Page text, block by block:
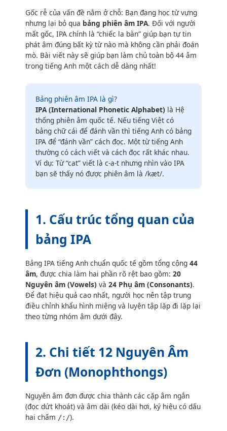
Gốc rễ của vấn đề nằm ở chỗ: Bạn đang học từ vựng
nhưng lại bỏ qua bảng phiên âm IPA. Đối với người
mất gốc, IPA chính là “chiếc la bàn” giúp bạn tự tin
phát âm đúng bất kỳ từ nào mà không cần phải đoán
mò. Bài viết này sẽ giúp bạn làm chủ toàn bộ 44 âm
trong tiếng Anh một cách dễ dàng nhất!
Bảng phiên âm IPA là gì?
IPA (International Phonetic Alphabet) là Hệ
thống phiên âm quốc tế. Nếu tiếng Việt có
bảng chữ cái để đánh vần thì tiếng Anh có bảng
IPA để “đánh vần” cách đọc. Một từ tiếng Anh
thường có cách viết và cách đọc rất khác nhau.
Ví dụ: Từ “cat” viết là c-a-t nhưng nhìn vào IPA
bạn sẽ thấy nó được phiên âm là /kæt/.
1. Cấu trúc tổng quan của
bảng IPA
Bảng IPA tiếng Anh chuẩn quốc tế gồm tổng cộng 44
âm, được chia làm hai phần rõ rệt bao gồm: 20
Nguyên âm (Vowels) và 24 Phụ âm (Consonants).
Để đạt hiệu quả cao nhất, người học nên tập trung
điều chỉnh khẩu hình miệng và luyện tập lặp đi lặp lại
theo từng nhóm âm dưới đây.
2. Chi tiết 12 Nguyên Âm
Đơn (Monophthongs)
Nguyên âm đơn được chia thành các cặp âm ngắn
(đọc dứt khoát) và âm dài (kéo dài hơi, ký hiệu có dấu
hai chấm /:/).